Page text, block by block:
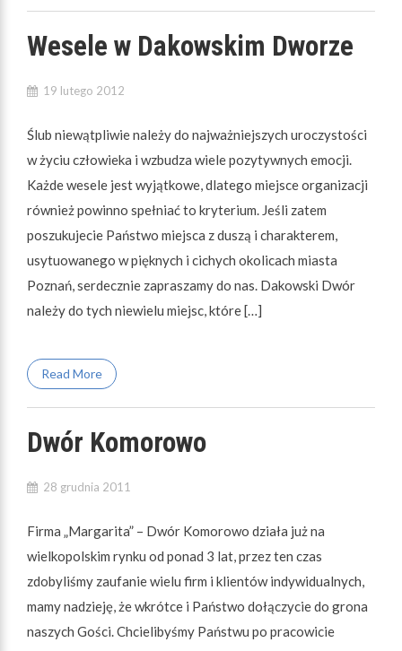
Wesele w Dakowskim Dworze
19 lutego 2012
Ślub niewątpliwie należy do najważniejszych uroczystości
w życiu człowieka i wzbudza wiele pozytywnych emocji.
Każde wesele jest wyjątkowe, dlatego miejsce organizacji
również powinno spełniać to kryterium. Jeśli zatem
poszukujecie Państwo miejsca z duszą i charakterem,
usytuowanego w pięknych i cichych okolicach miasta
Poznań, serdecznie zapraszamy do nas. Dakowski Dwór
należy do tych niewielu miejsc, które […]
Read More
Dwór Komorowo
28 grudnia 2011
Firma „Margarita” – Dwór Komorowo działa już na
wielkopolskim rynku od ponad 3 lat, przez ten czas
zdobyliśmy zaufanie wielu firm i klientów indywidualnych,
mamy nadzieję, że wkrótce i Państwo dołączycie do grona
naszych Gości. Chcielibyśmy Państwu po pracowicie